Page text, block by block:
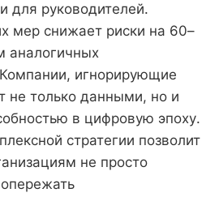
для руководителей.
мер снижает риски на 60–
аналогичных
игнорирующие
не только данными, но и
в цифровую эпоху.
стратегии позволит
не просто